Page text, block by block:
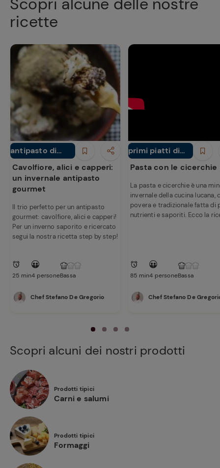
ricette
antipasto di
verdure
Antipasti
Cavolfiore, alici e capperi:
un invernale antipasto
gourmet
Il trio perfetto per un antipasto
gourmet: cavolfiore, alici e capperi!
Per un inverno saporito e ricercato
segui la nostra ricetta step by step!
25 min4 personeBassa
Chef Stefano De Gregorio
primi piatti di
verdure
Primi piatti
Pasta con le cicerchie
La pasta e cicerchie è una
invernale della cucina lucana,
povera e tradizionale fatta di
nutrienti e saporiti. Ecco la
85 min4 personeBassa
Chef Stefano De
Scopri alcuni dei nostri prodotti
Prodotti tipici
Carni e salumi
Prodotti tipici
Formaggi
Ricette
preferite